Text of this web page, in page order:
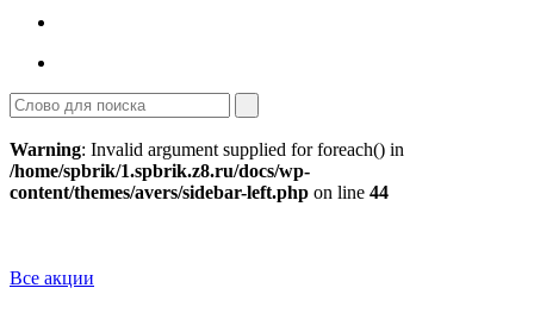
Warning: Invalid argument supplied for foreach() in
/home/spbrik/1.spbrik.z8.ru/docs/wp-
content/themes/avers/sidebar-left.php on line 44
Все акции